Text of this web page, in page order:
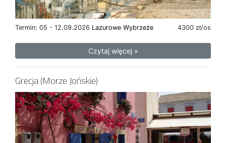
Termin: 05 - 12.09.2026 4300 zł/os
Lazurowe Wybrzeże
Czytaj więcej »
Grecja (Morze Jońskie)